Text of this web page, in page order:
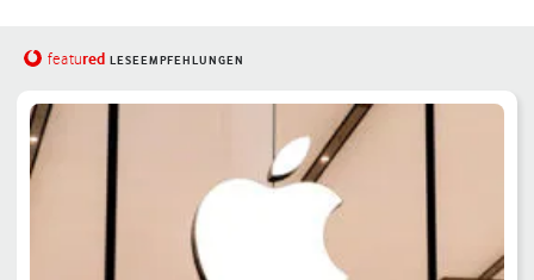
featured LESEEMPFEHLUNGEN